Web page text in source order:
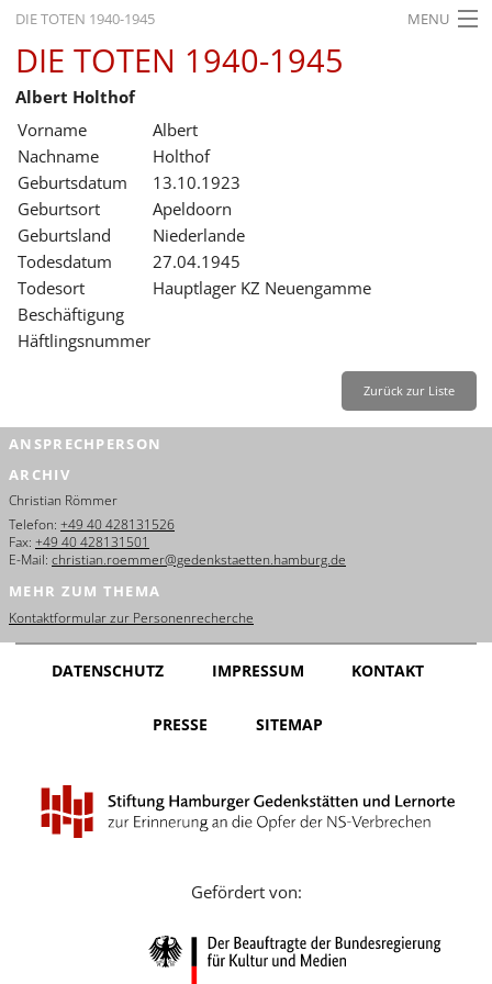
DIE TOTEN 1940-1945 MENU
STARTSEITE
AKTUELLES
AUSSTELLUNGEN
GESCHICHTE
BILDUNG
FORSCHUNG
SERVICE
Français
Dansk
Español
Nederlands
Português
Русский
Leichte Sprache
DIE TOTEN 1940-1945
Albert Holthof
Vorname
Albert
Nachname
Holthof
Geburtsdatum
13.10.1923
Geburtsort
Apeldoorn
Geburtsland
Niederlande
Todesdatum
27.04.1945
Todesort
Hauptlager KZ Neuengamme
Beschäftigung
Häftlingsnummer
Zurück zur Liste
ANSPRECHPERSON
ARCHIV
Christian Römmer
Telefon: +49 40 428131526
Fax: +49 40 428131501
E-Mail: christian.roemmer@gedenkstaetten.hamburg.de
MEHR ZUM THEMA
Kontaktformular zur Personenrecherche
DATENSCHUTZ IMPRESSUM KONTAKT
PRESSE SITEMAP
Gefördert von: